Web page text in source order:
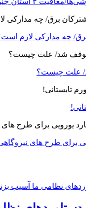
چه مدارکی لازم
علت چیست؟
برای طرح های